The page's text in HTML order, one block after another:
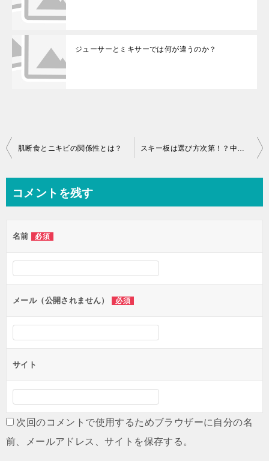
ジューサーとミキサーでは何が違うのか？
投
ビ
ー
シ
ン
肌断食とニキビの関係性とは？ スキー板は選び方次第！？中級者の選び方とは？
コメントを残す
名前 必須
メール（公開されません） 必須
サイト
次回のコメントで使用するためブラウザーに自分の名
前、メールアドレス、サイトを保存する。